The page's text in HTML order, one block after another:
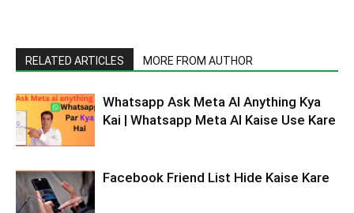
RELATED ARTICLES MORE FROM AUTHOR
Whatsapp Ask Meta AI Anything Kya
Kai | Whatsapp Meta AI Kaise Use Kare
Facebook Friend List Hide Kaise Kare